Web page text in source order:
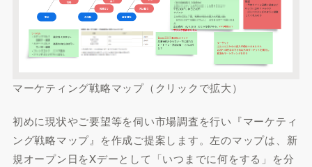
マーケティング戦略マップ（クリックで拡大）
初めに現状やご要望等を伺い市場調査を行い 『マーケティ
ング戦略マップ』 を作成ご提案します。左のマップは、新
規オープン日をXデーとして「いつまでに何をする」を分